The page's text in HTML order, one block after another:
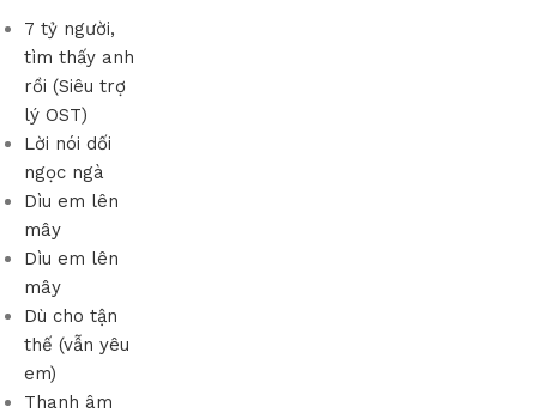
7 tỷ người,
tìm thấy anh
rồi (Siêu trợ
lý OST)
Lời nói dối
ngọc ngà
Dìu em lên
mây
Dìu em lên
mây
Dù cho tận
thế (vẫn yêu
em)
Thanh âm